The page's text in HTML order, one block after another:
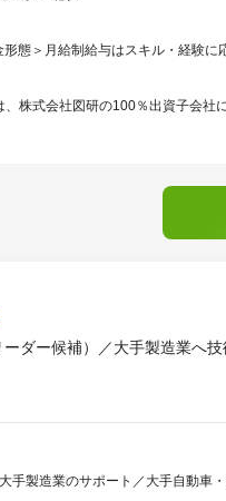
態＞月給制給与はスキル・経験
株式会社図研の100％出資子会社
ーダー候補）／大手製造業へ
手製造業のサポート／大手自動